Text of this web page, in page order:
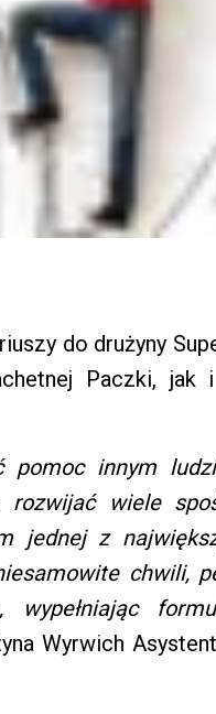
do drużyny
Paczki, jak
innym
rozwijać wiele
jednej z
chwili,
Wyrwich